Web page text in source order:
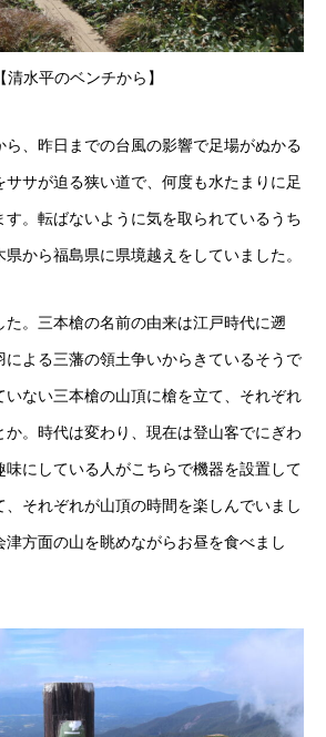
【清水平のベンチから】
、昨日までの台風の影響で足場がぬかる
ササが迫る狭い道で、何度も水たまりに足
す。転ばないように気を取られているうち
から福島県に県境越えをしていました。
た。三本槍の名前の由来は江戸時代に遡
による三藩の領土争いからきているそうで
いない三本槍の山頂に槍を立て、それぞれ
。時代は変わり、現在は登山客でにぎわ
味にしている人がこちらで機器を設置して
それぞれが山頂の時間を楽しんでいまし
津方面の山を眺めながらお昼を食べまし